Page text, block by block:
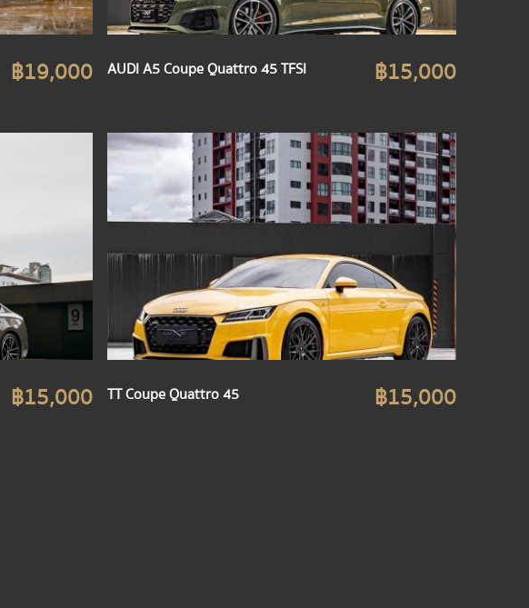
฿19,000 AUDI A5 Coupe Quattro 45 TFSI ฿15,000
฿15,000 TT Coupe Quattro 45 ฿15,000